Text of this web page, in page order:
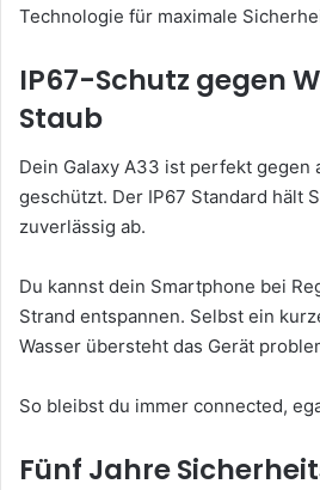
Technologie für maximale
IP67-Schutz gegen
Staub
Dein Galaxy A33 ist perfekt gegen
geschützt. Der IP67 Standard hält
zuverlässig ab.
Du kannst dein Smartphone bei
Strand entspannen. Selbst ein
Wasser übersteht das Gerät
So bleibst du immer connected,
Fünf Jahre